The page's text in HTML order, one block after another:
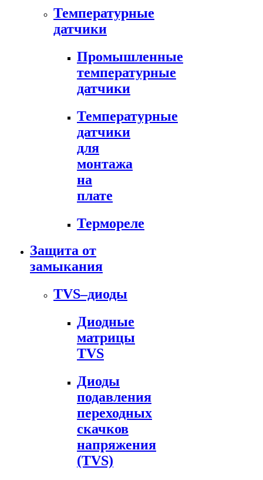
Температурные
датчики
Промышленные
температурные
датчики
Температурные
датчики
для
монтажа
на
плате
Термореле
Защита от
замыкания
TVS–диоды
Диодные
матрицы
TVS
Диоды
подавления
переходных
скачков
напряжения
(TVS)